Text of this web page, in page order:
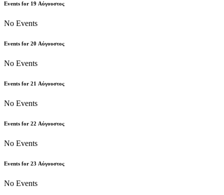
Events for 19 Αύγουστος
No Events
Events for 20 Αύγουστος
No Events
Events for 21 Αύγουστος
No Events
Events for 22 Αύγουστος
No Events
Events for 23 Αύγουστος
No Events